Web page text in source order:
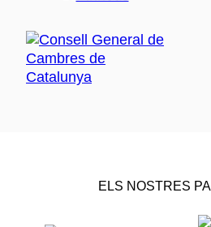
ELS NOSTRES